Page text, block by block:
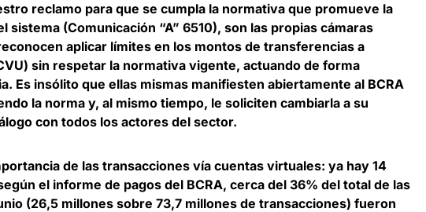
reclamo para que se cumpla la normativa que promueve la
sistema (Comunicación “A” 6510), son las propias cámaras
aplicar límites en los montos de transferencias a
sin respetar la normativa vigente, actuando de forma
Es insólito que ellas mismas manifiesten abiertamente al BCRA
la norma y, al mismo tiempo, le soliciten cambiarla a su
con todos los actores del sector.
de las transacciones vía cuentas virtuales: ya hay 14
el informe de pagos del BCRA, cerca del 36% del total de las
(26,5 millones sobre 73,7 millones de transacciones) fueron